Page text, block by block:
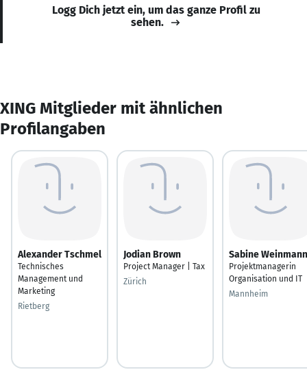
Logg Dich jetzt ein, um das ganze Profil zu
sehen.
XING Mitglieder mit ähnlichen
Profilangaben
Alexander Tschmel
Technisches
Management und
Marketing
Rietberg
Jodian Brown
Project Manager | Tax
Zürich
Sabine Weinmann
Projektmanagerin
Organisation und IT
Mannheim